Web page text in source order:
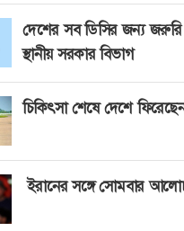
দেশের সব ডিসির জন্য জরুরি
স্থানীয় সরকার বিভাগ
চিকিৎসা শেষে দেশে
ইরানের সঙ্গে সোমবার